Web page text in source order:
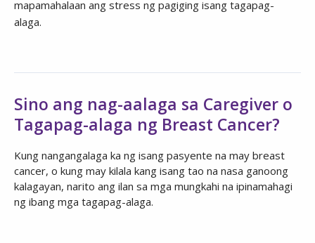
mapamahalaan ang stress ng pagiging isang tagapag-
alaga.
Sino ang nag-aalaga sa Caregiver o
Tagapag-alaga ng Breast Cancer?
Kung nangangalaga ka ng isang pasyente na may breast
cancer, o kung may kilala kang isang tao na nasa ganoong
kalagayan, narito ang ilan sa mga mungkahi na ipinamahagi
ng ibang mga tagapag-alaga.